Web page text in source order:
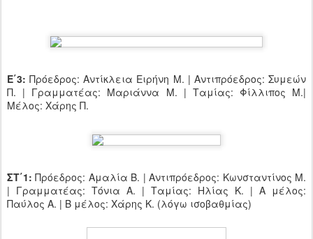
Ε΄3:Πρόεδρος: Αντίκλεια Ειρήνη Μ. | Αντιπρόεδρος: Συμεών
Π. | Γραμματέας: Μαριάννα Μ. | Ταμίας: Φίλλιπος Μ.|
Μέλος: Χάρης Π.
ΣΤ΄1: Πρόεδρος: Αμαλία Β. | Αντιπρόεδρος: Κωνσταντίνος Μ.
| Γραμματέας: Τόνια Α. | Ταμίας: Ηλίας Κ. | Α μέλος:
Παύλος Α. | Β μέλος: Χάρης Κ. (λόγω ισοβαθμίας)